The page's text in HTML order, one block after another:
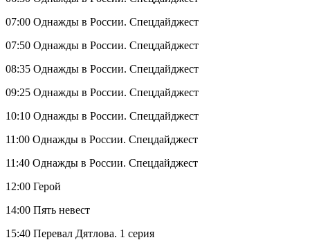
07:00 Однажды в России. Спецдайджест
07:50 Однажды в России. Спецдайджест
08:35 Однажды в России. Спецдайджест
09:25 Однажды в России. Спецдайджест
10:10 Однажды в России. Спецдайджест
11:00 Однажды в России. Спецдайджест
11:40 Однажды в России. Спецдайджест
12:00 Герой
14:00 Пять невест
15:40 Перевал Дятлова. 1 серия